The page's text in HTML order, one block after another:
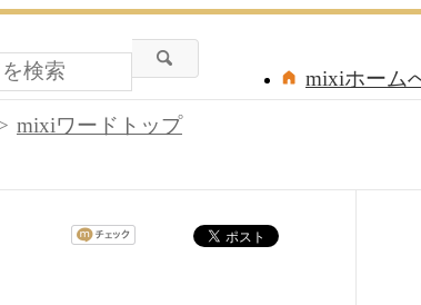
mixiホーム
mixiワードトップ